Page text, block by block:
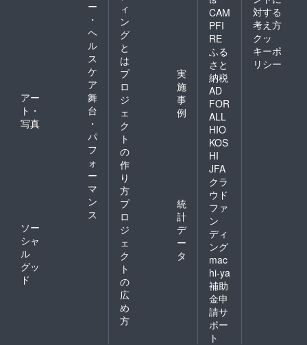
ー
・
ヘ
ル
ス
ケ
ア
アー
ト・
写真
舞
台
・
パ
フ
ォ
ー
マ
ン
ス
ソー
シャ
ル
グッ
ド
ィ
ン
グ
と
は
プ
ロ
ジ
ェ
ク
ト
の
作
り
方
実
施
事
例
プ
ロ
ジ
ェ
ク
ト
の
広
め
方
統
計
デ
ー
タ
CAM
PFI
RE
ふる
さと
納税
AD
FOR
ALL
HIO
KOS
HI
JFA
クラ
ウド
ファ
ン
ディ
ング
mac
hi-ya
補助
金申
請サ
ポー
ト
対する
考え方
クッ
キーポ
リシー